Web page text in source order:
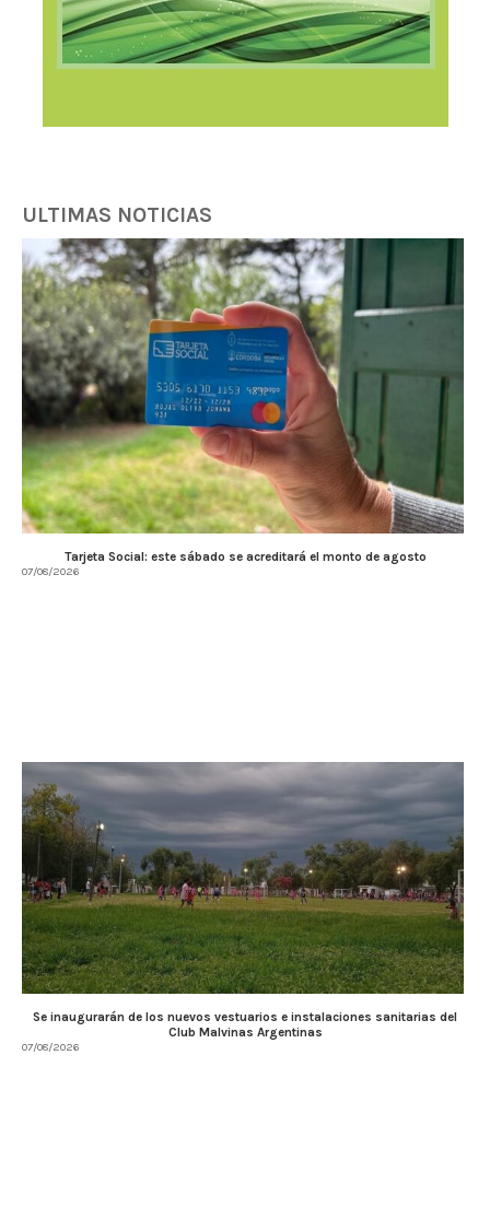
ULTIMAS NOTICIAS
Tarjeta Social: este sábado se acreditará el monto de agosto
07/08/2026
Se inaugurarán de los nuevos vestuarios e instalaciones sanitarias del
Club Malvinas Argentinas
07/08/2026